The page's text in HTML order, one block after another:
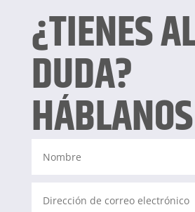
¿TIENES
DUDA?
HÁBLANOS